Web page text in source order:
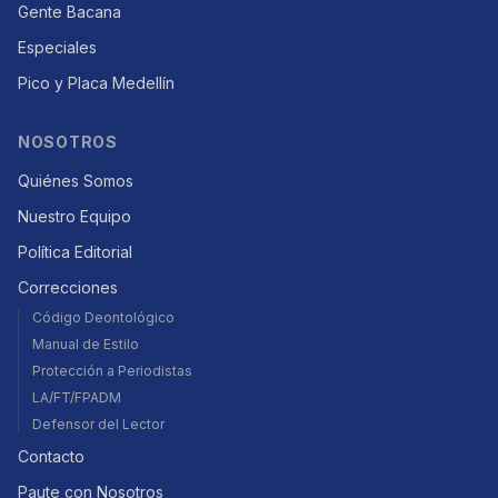
Gente Bacana
Especiales
Pico y Placa Medellín
NOSOTROS
Quiénes Somos
Nuestro Equipo
Política Editorial
Correcciones
Código Deontológico
Manual de Estilo
Protección a Periodistas
LA/FT/FPADM
Defensor del Lector
Contacto
Paute con Nosotros